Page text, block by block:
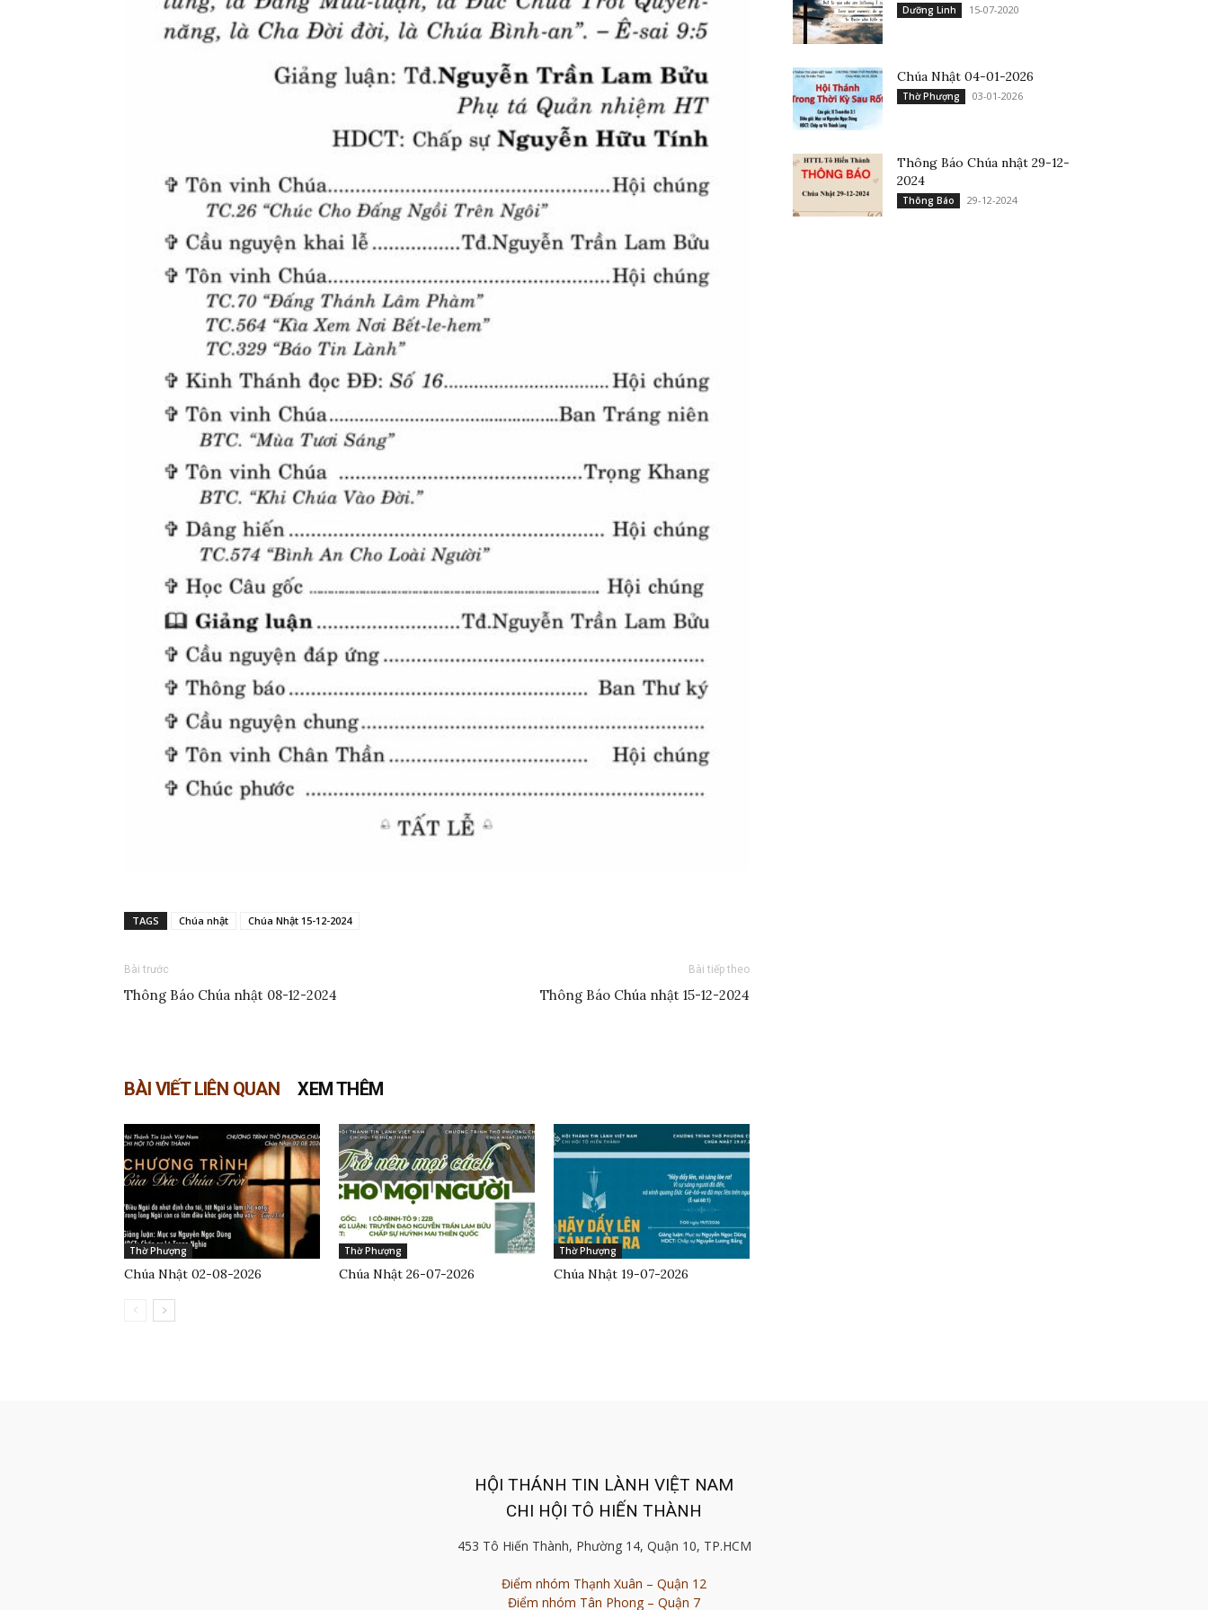
TAGS Chúa nhật Chúa Nhật 15-12-2024
Bài trước
Thông Báo Chúa nhật 08-12-2024
Bài tiếp theo
Thông Báo Chúa nhật 15-12-2024
BÀI VIẾT LIÊN QUAN XEM THÊM
Thờ Phượng
Chúa Nhật 02-08-2026
Thờ Phượng
Chúa Nhật 26-07-2026
Thờ Phượng
Chúa Nhật 19-07-2026
Dưỡng Linh 15-07-2020
Chúa Nhật 04-01-2026
Thờ Phượng 03-01-2026
Thông Báo Chúa nhật 29-12-
2024
Thông Báo 29-12-2024
HỘI THÁNH TIN LÀNH VIỆT NAM
CHI HỘI TÔ HIẾN THÀNH
453 Tô Hiến Thành, Phường 14, Quận 10, TP.HCM
Điểm nhóm Thạnh Xuân – Quận 12
Điểm nhóm Tân Phong – Quận 7